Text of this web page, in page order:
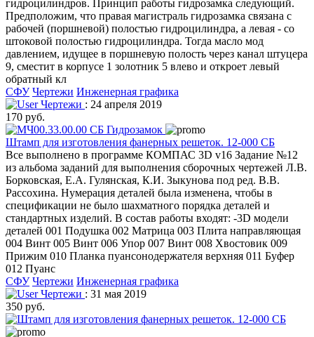
гидроцилиндров. Принцип работы гидрозамка следующий.
Предположим, что правая магистраль гидрозамка связана с
рабочей (поршневой) полостью гидроцилиндра, а левая - со
штоковой полостью гидроцилиндра. Тогда масло мод
давлением, идущее в поршневую полость через канал штуцера
9, сместит в корпусе 1 золотник 5 влево и откроет левый
обратный кл
СФУ Чертежи Инженерная графика
Чертежи : 24 апреля 2019
170 руб.
Штамп для изготовления фанерных решеток. 12-000 СБ
Все выполнено в программе КОМПАС 3D v16 Задание №12
из альбома заданий для выполнения сборочных чертежей Л.В.
Борковская, Е.А. Гулянская, К.И. Зыкунова под ред. В.В.
Рассохина. Нумерация деталей была изменена, чтобы в
спецификации не было шахматного порядка деталей и
стандартных изделий. В состав работы входят: -3D модели
деталей 001 Подушка 002 Матрица 003 Плита направляющая
004 Винт 005 Винт 006 Упор 007 Винт 008 Хвостовик 009
Прижим 010 Планка пуансонодержателя верхняя 011 Буфер
012 Пуанс
СФУ Чертежи Инженерная графика
Чертежи : 31 мая 2019
350 руб.